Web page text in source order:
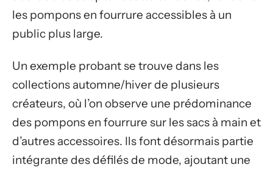
les pompons en fourrure accessibles à un
public plus large.
Un exemple probant se trouve dans les
collections automne/hiver de plusieurs
créateurs, où l’on observe une prédominance
des pompons en fourrure sur les sacs à main et
d’autres accessoires. Ils font désormais partie
intégrante des défilés de mode, ajoutant une